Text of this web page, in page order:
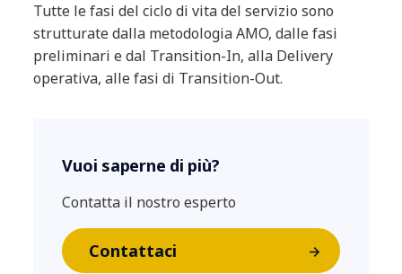
Tutte le fasi del ciclo di vita del servizio sono
strutturate dalla metodologia AMO, dalle fasi
preliminari e dal Transition-In, alla Delivery
operativa, alle fasi di Transition-Out.
Vuoi saperne di più?
Contatta il nostro esperto
Contattaci